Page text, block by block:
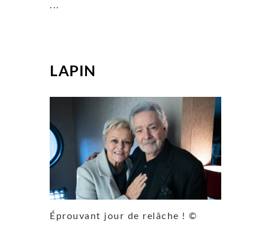
...
LAPIN
Éprouvant jour de relâche ! ©